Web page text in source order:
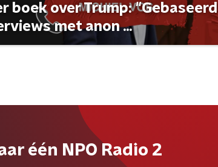
boek over Trump: "Gebaseerd
met anon ...
één NPO Radio 2